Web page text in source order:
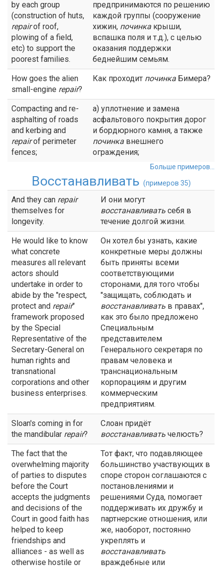
by each group
(construction of huts,
repairof roof,
plowing of a field,
etc) to support the
poorest families.
предпринимаются по решению
каждой группы (сооружение
хижин, починка крыши,
вспашка поля и т.д.), с целью
оказания поддержки
беднейшим семьям.
How goes the alien
small-engine repair?
Как проходит починка Бимера?
Compacting and re-
asphalting of roads
and kerbing and
repairof perimeter
fences;
а) уплотнение и замена
асфальтового покрытия дорог
и бордюрного камня, а также
починка внешнего
ограждения;
Больше примеров...
Восстанавливать (примеров 35)
And they can repair
themselves for
longevity.
И они могут
восстанавливать себя в
течение долгой жизни.
He would like to know
what concrete
measures all relevant
actors should
undertake in order to
abide by the "respect,
protect and repair"
framework proposed
by the Special
Representative of the
Secretary-General on
human rights and
transnational
corporations and other
business enterprises.
Он хотел бы узнать, какие
конкретные меры должны
быть приняты всеми
соответствующими
сторонами, для того чтобы
"защищать, соблюдать и
восстанавливать в правах",
как это было предложено
Специальным
представителем
Генерального секретаря по
правам человека и
транснациональным
корпорациям и другим
коммерческим
предприятиям.
Sloan's coming in for
the mandibular repair?
Слоан придёт
восстанавливать челюсть?
The fact that the
overwhelming majority
of parties to disputes
before the Court
accepts the judgments
and decisions of the
Court in good faith has
helped to keep
friendships and
alliances - as well as
otherwise hostile or
Тот факт, что подавляющее
большинство участвующих в
споре сторон соглашаются с
постановлениями и
решениями Суда, помогает
поддерживать их дружбу и
партнерские отношения, или
же, наоборот, постоянно
укреплять и
восстанавливать
враждебные или